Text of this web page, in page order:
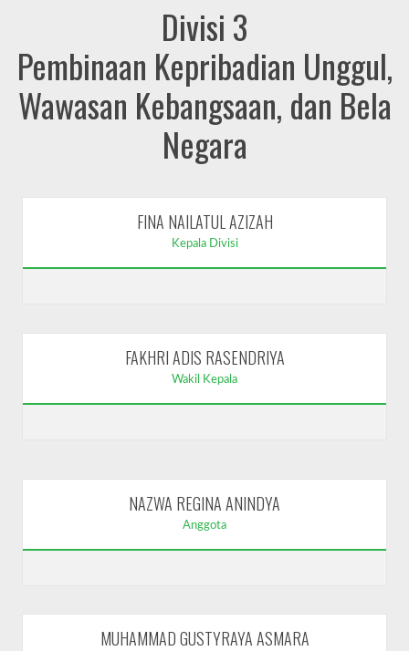
Divisi 3
Pembinaan Kepribadian Unggul,
Wawasan Kebangsaan, dan Bela
Negara
FINA NAILATUL AZIZAH
Kepala Divisi
FAKHRI ADIS RASENDRIYA
Wakil Kepala
NAZWA REGINA ANINDYA
Anggota
MUHAMMAD GUSTYRAYA ASMARA